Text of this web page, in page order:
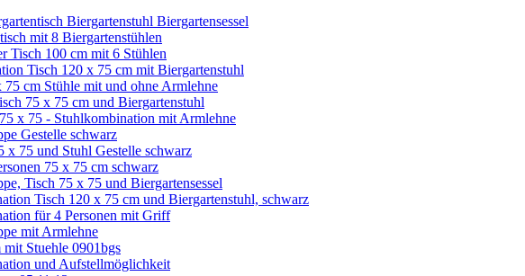
Biergartenstuhl Biergartensessel
mit 8 Biergartenstühlen
Tisch 100 cm mit 6 Stühlen
Tisch 120 x 75 cm mit Biergartenstuhl
75 cm Stühle mit und ohne Armlehne
75 x 75 cm und Biergartenstuhl
x 75 - Stuhlkombination mit Armlehne
Gestelle schwarz
x 75 und Stuhl Gestelle schwarz
75 x 75 cm schwarz
Tisch 75 x 75 und Biergartensessel
Tisch 120 x 75 cm und Biergartenstuhl, schwarz
für 4 Personen mit Griff
mit Armlehne
Stuehle 0901bgs
und Aufstellmöglichkeit